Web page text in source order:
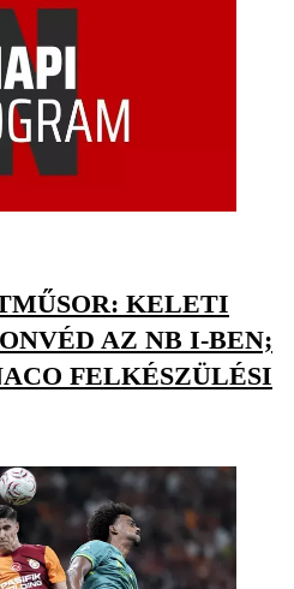
KELETI
AZ NB I-BEN;
FELKÉSZÜLÉSI